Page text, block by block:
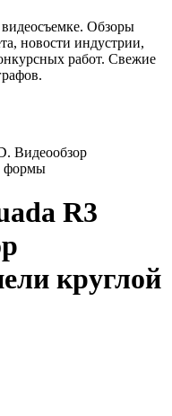
Обзоры
новости индустрии,
работ. Свежие
Видеообзор
формы
R3
круглой